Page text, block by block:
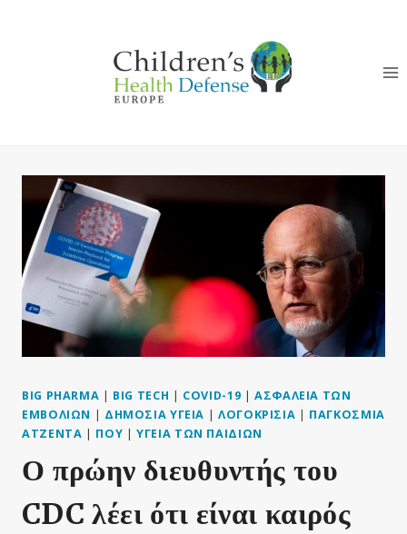
BIG PHARMA | BIG TECH | COVID-19 |ΑΣΦΆΛΕΙΑ ΤΩΝ
ΕΜΒΟΛΊΩΝ | ΔΗΜΌΣΙΑ ΥΓΕΊΑ |ΛΟΓΟΚΡΙΣΊΑ | ΠΑΓΚΌΣΜΙΑ
ΑΤΖΈΝΤΑ | ΠΟΥ |ΥΓΕΊΑ ΤΩΝ ΠΑΙΔΙΏΝ
Ο πρώην διευθυντής του
CDC λέει ότι είναι καιρός